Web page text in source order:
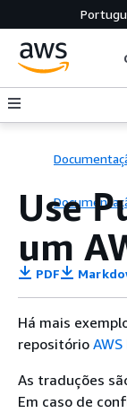
Use
um
PDF
Há mais
repositório
As traduções
Em caso de